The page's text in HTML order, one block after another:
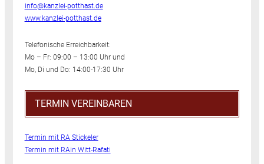
info@kanzlei-potthast.de
www.kanzlei-potthast.de
Telefonische Erreichbarkeit:
Mo – Fr: 09:00 – 13:00 Uhr und
Mo, Di und Do: 14:00-17:30 Uhr
TERMIN VEREINBAREN
Termin mit RA Stickeler
Termin mit RAin Witt-Rafati